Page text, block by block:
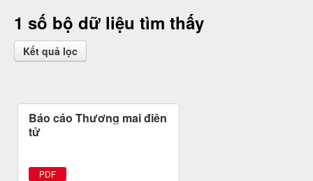
1 số bộ dữ liệu tìm thấy
Kết quả lọc
Báo cáo Thương mại điện
tử
PDF